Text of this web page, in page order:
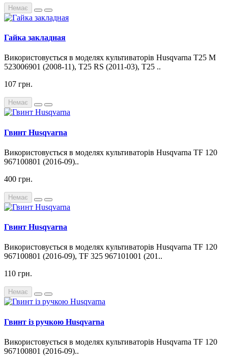
Немає
Гайка закладная
Використовується в моделях культиваторів Husqvarna T25 M
523006901 (2008-11), T25 RS (2011-03), T25 ..
107 грн.
Немає
Гвинт Husqvarna
Використовується в моделях культиваторів Husqvarna TF 120
967100801 (2016-09)..
400 грн.
Немає
Гвинт Husqvarna
Використовується в моделях культиваторів Husqvarna TF 120
967100801 (2016-09), TF 325 967101001 (201..
110 грн.
Немає
Гвинт із ручкою Husqvarna
Використовується в моделях культиваторів Husqvarna TF 120
967100801 (2016-09)..